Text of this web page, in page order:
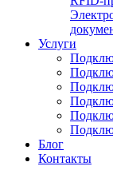
Услуги
Блог
Контакты